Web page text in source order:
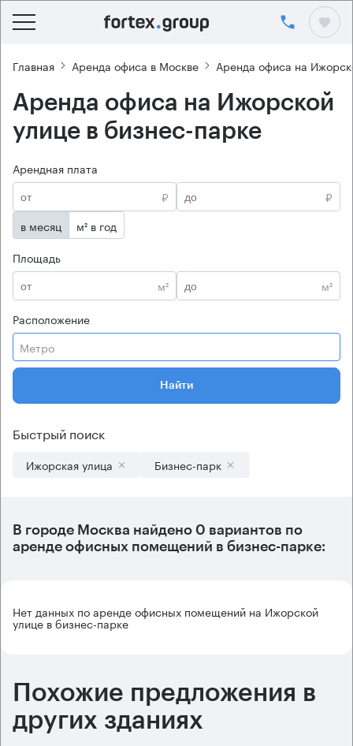
Главная Аренда офиса в Москве Аренда офиса на
Аренда офиса на Ижорской
улице в бизнес-парке
Арендная плата
₽
₽
в месяц
м² в год
Площадь
м²
м²
Расположение
Метро
Найти
Быстрый поиск
Ижорская улица Бизнес-парк
В городе Москва найдено 0 вариантов по
аренде офисных помещений в бизнес-парке:
Нет данных по аренде офисных помещений на Ижорской
улице в бизнес-парке
Похожие предложения в
других зданиях